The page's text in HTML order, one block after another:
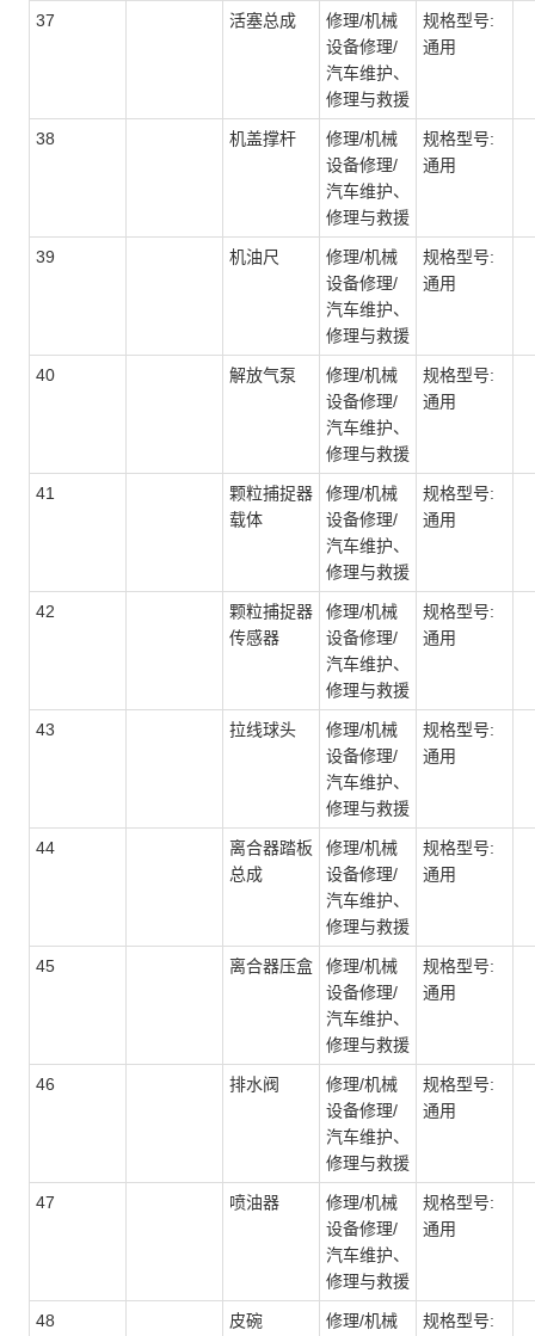
37 活塞总成
修理/机械
设备修理/
汽车维护、
修理与救援
规格型号:
通用
38 机盖撑杆
修理/机械
设备修理/
汽车维护、
修理与救援
规格型号:
通用
39 机油尺
修理/机械
设备修理/
汽车维护、
修理与救援
规格型号:
通用
40 解放气泵
修理/机械
设备修理/
汽车维护、
修理与救援
规格型号:
通用
41
颗粒捕捉器
载体
修理/机械
设备修理/
汽车维护、
修理与救援
规格型号:
通用
42
颗粒捕捉器
传感器
修理/机械
设备修理/
汽车维护、
修理与救援
规格型号:
通用
43 拉线球头
修理/机械
设备修理/
汽车维护、
修理与救援
规格型号:
通用
44
离合器踏板
总成
修理/机械
设备修理/
汽车维护、
修理与救援
规格型号:
通用
45 离合器压盒
修理/机械
设备修理/
汽车维护、
修理与救援
规格型号:
通用
46 排水阀
修理/机械
设备修理/
汽车维护、
修理与救援
规格型号:
通用
47 喷油器
修理/机械
设备修理/
汽车维护、
修理与救援
规格型号:
通用
48 皮碗
修理/机械
规格型号: